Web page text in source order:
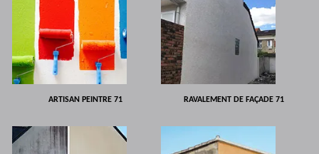
ARTISAN PEINTRE 71 RAVALEMENT DE FAÇADE 71